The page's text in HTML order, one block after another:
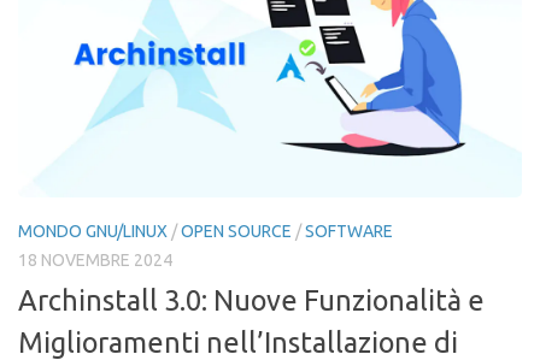
MONDO GNU/LINUX /OPEN SOURCE /SOFTWARE
18 NOVEMBRE 2024
Archinstall 3.0: Nuove Funzionalità e
Miglioramenti nell’Installazione di